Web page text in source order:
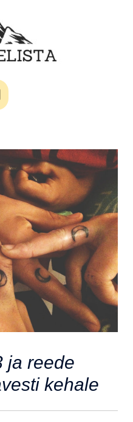
ja reede
kehale